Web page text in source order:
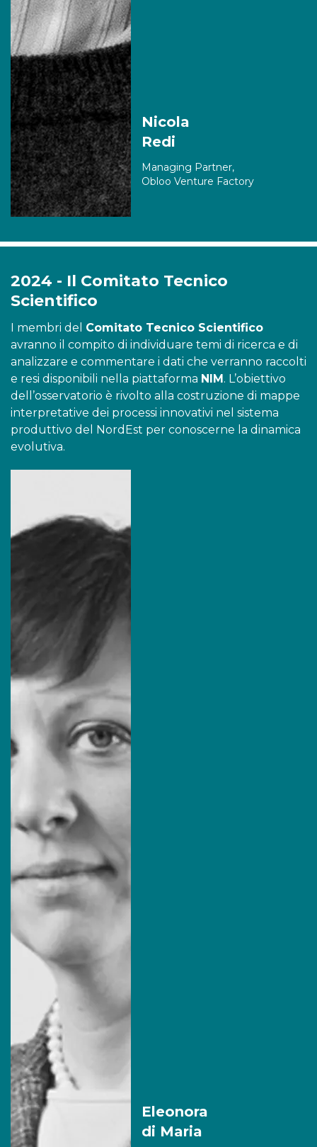
Nicola
Redi
Managing Partner,
Obloo Venture Factory
2024 - Il Comitato Tecnico
Scientifico
I membri del Comitato Tecnico Scientifico
avranno il compito di individuare temi di ricerca e di
analizzare e commentare i dati che verranno raccolti
e resi disponibili nella piattaforma NIM. L’obiettivo
dell’osservatorio è rivolto alla costruzione di mappe
interpretative dei processi innovativi nel sistema
produttivo del NordEst per conoscerne la dinamica
evolutiva.
Eleonora
di Maria